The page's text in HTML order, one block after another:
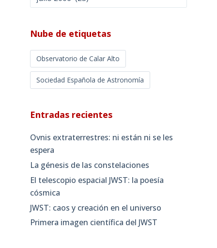
mensuales
Nube de etiquetas
Observatorio de Calar Alto
Sociedad Española de Astronomía
Entradas recientes
Ovnis extraterrestres: ni están ni se les
espera
La génesis de las constelaciones
El telescopio espacial JWST: la poesía
cósmica
JWST: caos y creación en el universo
Primera imagen científica del JWST